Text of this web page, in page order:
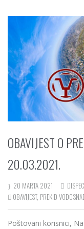
OBAVIJEST O
20.03.2021.
20 MARTA 2021
OBAVIJEST, PREKID
Poštovani korisnici,